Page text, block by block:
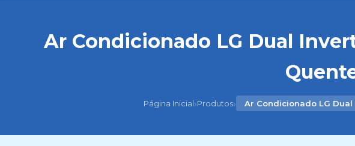
Ar Condicionado LG Dual
Página Inicial›Produtos› Ar Condicionado LG Dual